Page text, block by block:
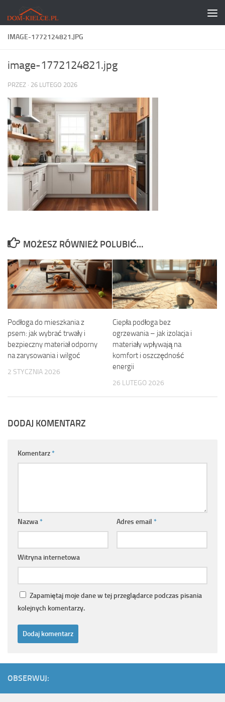
Skip to content
IMAGE-1772124821.JPG
image-1772124821.jpg
PRZEZ · 26 LUTEGO 2026
MOŻESZ RÓWNIEŻ POLUBIĆ…
Podłoga do mieszkania z
psem: jak wybrać trwały i
bezpieczny materiał odporny
na zarysowania i wilgoć
2 STYCZNIA 2026
Ciepła podłoga bez
ogrzewania – jak izolacja i
materiały wpływają na
komfort i oszczędność
energii
26 LUTEGO 2026
DODAJ KOMENTARZ
Komentarz*
Nazwa* Adres email *
Witryna internetowa
Zapamiętaj moje dane w tej przeglądarce podczas pisania
kolejnych komentarzy.
OBSERWUJ: